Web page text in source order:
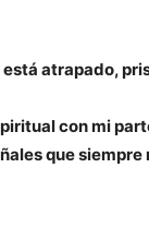
atrapado,
con mi
que